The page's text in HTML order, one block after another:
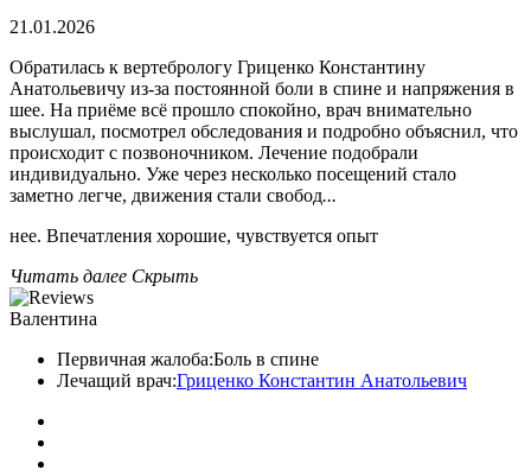
21.01.2026
Обратилась к вертебрологу Гриценко Константину
Анатольевичу из-за постоянной боли в спине и напряжения в
шее. На приёме всё прошло спокойно, врач внимательно
выслушал, посмотрел обследования и подробно объяснил, что
происходит с позвоночником. Лечение подобрали
индивидуально. Уже через несколько посещений стало
заметно легче, движения стали свобод...
нее. Впечатления хорошие, чувствуется опыт
Читать далее Скрыть
Валентина
Первичная жалоба:Боль в спине
Лечащий врач:Гриценко Константин Анатольевич